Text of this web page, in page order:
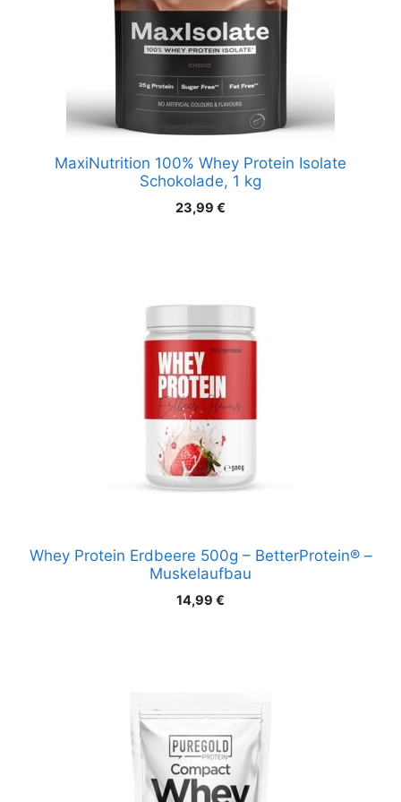
MaxiNutrition 100% Whey Protein Isolate
Schokolade, 1 kg
23,99 €
Whey Protein Erdbeere 500g – BetterProtein® –
Muskelaufbau
14,99 €